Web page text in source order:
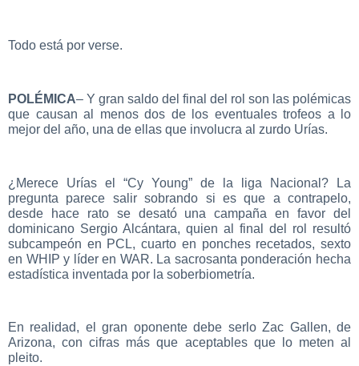
Todo está por verse.
POLÉMICA– Y gran saldo del final del rol son las polémicas
que causan al menos dos de los eventuales trofeos a lo
mejor del año, una de ellas que involucra al zurdo Urías.
¿Merece Urías el “Cy Young” de la liga Nacional? La
pregunta parece salir sobrando si es que a contrapelo,
desde hace rato se desató una campaña en favor del
dominicano Sergio Alcántara, quien al final del rol resultó
subcampeón en PCL, cuarto en ponches recetados, sexto
en WHIP y líder en WAR. La sacrosanta ponderación hecha
estadística inventada por la soberbiometría.
En realidad, el gran oponente debe serlo Zac Gallen, de
Arizona, con cifras más que aceptables que lo meten al
pleito.